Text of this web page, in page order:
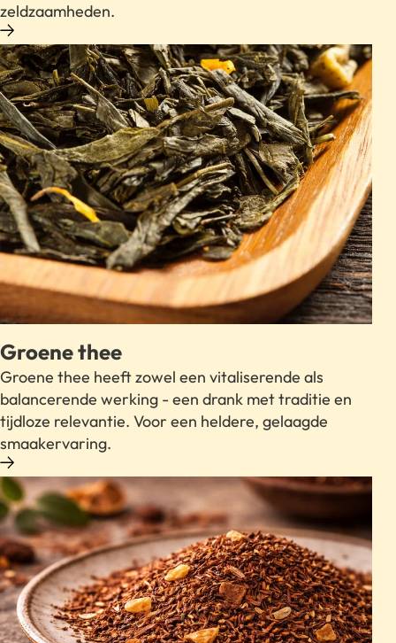
zeldzaamheden.
Groene thee
Groene thee heeft zowel een vitaliserende als
balancerende werking - een drank met traditie en
tijdloze relevantie. Voor een heldere, gelaagde
smaakervaring.